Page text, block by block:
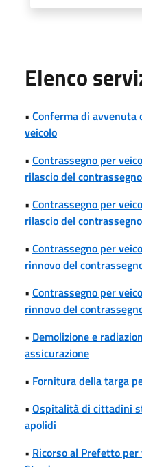
Elenco
• Conferma di avvenuta
veicolo
• Contrassegno per
rilascio del
• Contrassegno per
rilascio del
• Contrassegno per
rinnovo del
• Contrassegno per
rinnovo del
• Demolizione e
assicurazione
• Fornitura della targa
• Ospitalità di cittadini
apolidi
• Ricorso al Prefetto